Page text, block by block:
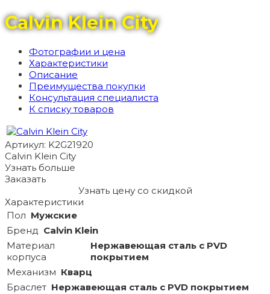
Calvin Klein City
Фотографии и цена
Характеристики
Описание
Преимущества покупки
Консультация специалиста
К списку товаров
Артикул: K2G21920
Calvin Klein City
Узнать больше
Заказать
Узнать цену со скидкой
Характеристики
Пол Мужские
Бренд Calvin Klein
Материал
корпуса
Hержавеющая сталь с PVD
покрытием
Механизм Кварц
Браслет Hержавеющая сталь с PVD покрытием